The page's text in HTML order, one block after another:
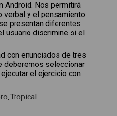
Android. Nos permitirá
verbal y el pensamiento
presentan diferentes
usuario discrimine si el
con enunciados de tres
deberemos seleccionar
el ejercicio con
Tropical